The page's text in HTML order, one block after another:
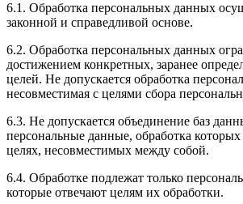
6.1. Обработка персональных данных
законной и справедливой основе.
6.2. Обработка персональных данных
достижением конкретных, заранее
целей. Не допускается обработка
несовместимая с целями сбора
6.3. Не допускается объединение баз
персональные данные, обработка которых
целях, несовместимых между собой.
6.4. Обработке подлежат только
которые отвечают целям их обработки.